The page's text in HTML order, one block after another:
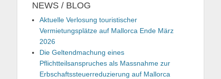
NEWS / BLOG
Aktuelle Verlosung touristischer
Vermietungsplätze auf Mallorca Ende März
2026
Die Geltendmachung eines
Pflichtteilsanspruches als Massnahme zur
Erbschaftssteuerreduzierung auf Mallorca